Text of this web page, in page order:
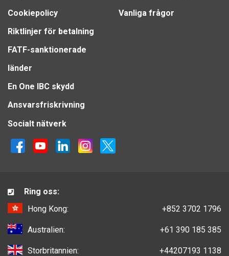
Cookiepolicy
Riktlinjer för betalning
FATF-sanktionerade
länder
En One IBC skydd
Ansvarsfriskrivning
Vanliga frågor
Socialt nätverk
Ring oss:
Hong Kong:
+852 3702 1796
Australien: +61 390 185 385
Storbritannien: +44207193 1138